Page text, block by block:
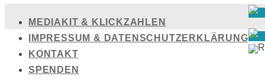
Inhalt
springen
MEDIAKIT & KLICKZAHLEN
IMPRESSUM & DATENSCHUTZERKLÄRUNG
KONTAKT
SPENDEN